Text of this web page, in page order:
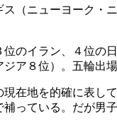
（ニューヨーク・
のイラン、４位の
ア８位）。五輪出
在地を的確に表し
っている。だが男